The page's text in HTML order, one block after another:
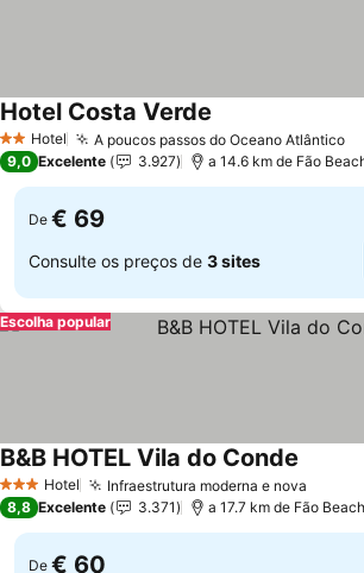
2 Estrelas
Hotel A poucos passos do Oceano Atlântico
Hotel Costa Verde
9,0 Excelente 3.927 a 14.6 km de Fão
De € 69
Consulte os preços de 3 sites
Escolha popular
3 EstrelasHotel Infraestrutura moderna e nova
B&B HOTEL Vila do Conde
8,8 Excelente 3.371 a 17.7 km de Fão Beach
De € 60